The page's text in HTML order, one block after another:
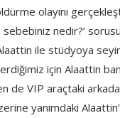
olayını
sebebiniz nedir?’
Alaattin ile stüdyoya
için Alaattin
de VIP araçtaki
yanımdaki